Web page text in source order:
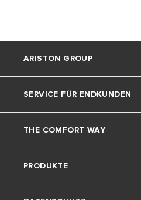
ARISTON GROUP
Die Marke Ariston
Die Gruppe
Karriere
SERVICE FÜR ENDKUNDEN
Kontakt
Dokumente herunterladen
THE COMFORT WAY
Home living
PRODUKTE